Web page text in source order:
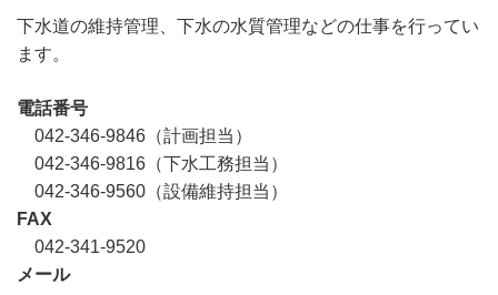
下水道の維持管理、下水の水質管理などの仕事を行ってい
ます。
電話番号
042-346-9846（計画担当）
042-346-9816（下水工務担当）
042-346-9560（設備維持担当）
FAX
042-341-9520
メール